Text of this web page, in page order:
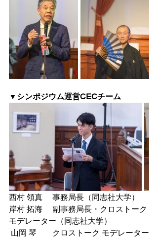
▼シンポジウム運営CECチーム
西村 領真　 事務局長（同志社大学）
岸村 拓海　 副事務局長・クロストーク
モデレーター（同志社大学）
山岡 琴　　クロストーク モデレーター